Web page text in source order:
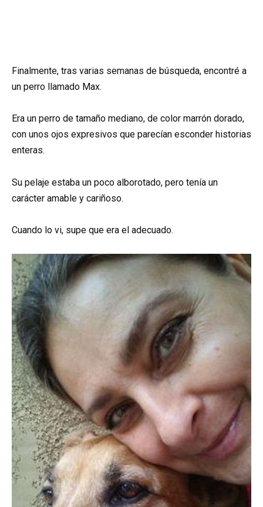
Finalmente, tras varias semanas de búsqueda, encontré a
un perro llamado Max.
Era un perro de tamaño mediano, de color marrón dorado,
con unos ojos expresivos que parecían esconder historias
enteras.
Su pelaje estaba un poco alborotado, pero tenía un
carácter amable y cariñoso.
Cuando lo vi, supe que era el adecuado.